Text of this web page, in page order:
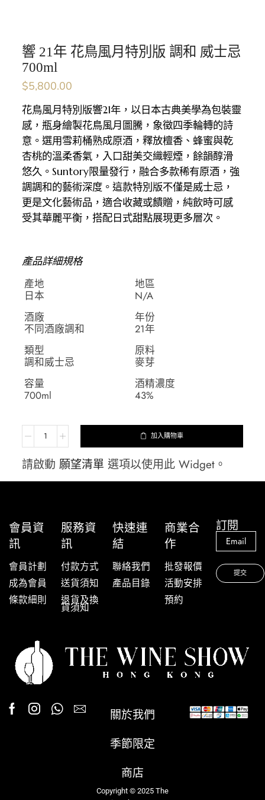
響 21年 花鳥風月特別版 調和 威士忌
700ml
$5,800.00
花鳥風月特別版響21年，以日本古典美學為包裝靈
感，瓶身繪製花鳥風月圖騰，象徵四季輪轉的詩
意。選用雪莉桶熟成原酒，釋放檀香、蜂蜜與乾
杏桃的溫柔香氣，入口甜美交織輕煙，餘韻醇滑
悠久。Suntory限量發行，融合多款稀有原酒，強
調調和的藝術深度。這款特別版不僅是威士忌，
更是文化藝術品，適合收藏或饋贈，純飲時可感
受其華麗平衡，搭配日式甜點展現更多層次。
產品詳細規格
產地
日本
地區
N/A
酒廠
不同酒廠調和
年份
21年
類型
調和威士忌
原料
麥芽
容量
700ml
酒精濃度
43%
加入購物車
請啟動願望清單 選項以使用此 Widget。
會員資
訊
會員計劃
成為會員
條款細則
服務資
訊
付款方式
送貨須知
退貨及換
貨須知
快速連
結
聯絡我們
產品目錄
商業合
作
批發報價
活動安排
預約
訂閱
關於我們
季節限定
商店
Copyright © 2025 The